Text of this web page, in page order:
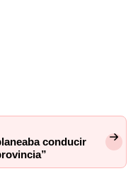
conducir